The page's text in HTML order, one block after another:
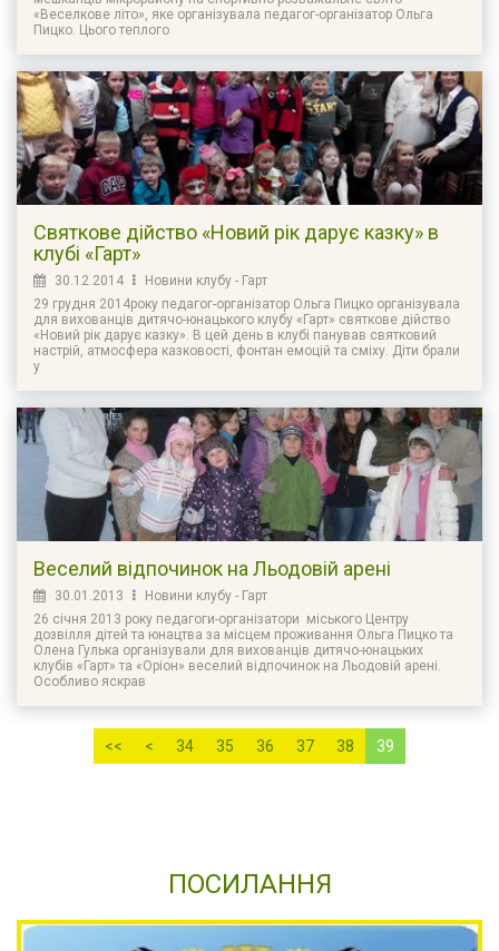
«Веселкове літо», яке організувала педагог-організатор Ольга
Пицко. Цього теплого
Святкове дійство «Новий рік дарує казку» в
клубі «Гарт»
30.12.2014
Новини клубу - Гарт
29 грудня 2014року педагог-організатор Ольга Пицко організувала
для вихованців дитячо-юнацького клубу «Гарт» святкове дійство
«Новий рік дарує казку». В цей день в клубі панував святковий
настрій, атмосфера казковості, фонтан емоцій та сміху. Діти брали
у
Веселий відпочинок на Льодовій арені
30.01.2013
Новини клубу - Гарт
26 січня 2013 року педагоги-організатори міського Центру
дозвілля дітей та юнацтва за місцем проживання Ольга Пицко та
Олена Гулька організували для вихованців дитячо-юнацьких
клубів «Гарт» та «Оріон» веселий відпочинок на Льодовій арені.
Особливо яскрав
<< < 34 35 36 37 38 39
ПОСИЛАННЯ